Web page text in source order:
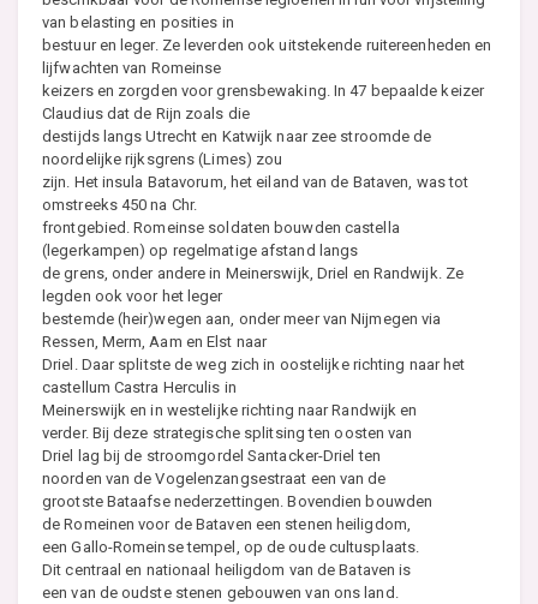
van belasting en posities in
bestuur en leger. Ze leverden ook uitstekende ruitereenheden en
lijfwachten van Romeinse
keizers en zorgden voor grensbewaking. In 47 bepaalde keizer
Claudius dat de Rijn zoals die
destijds langs Utrecht en Katwijk naar zee stroomde de
noordelijke rijksgrens (Limes) zou
zijn. Het insula Batavorum, het eiland van de Bataven, was tot
omstreeks 450 na Chr.
frontgebied. Romeinse soldaten bouwden castella
(legerkampen) op regelmatige afstand langs
de grens, onder andere in Meinerswijk, Driel en Randwijk. Ze
legden ook voor het leger
bestemde (heir)wegen aan, onder meer van Nijmegen via
Ressen, Merm, Aam en Elst naar
Driel. Daar splitste de weg zich in oostelijke richting naar het
castellum Castra Herculis in
Meinerswijk en in westelijke richting naar Randwijk en
verder. Bij deze strategische splitsing ten oosten van
Driel lag bij de stroomgordel Santacker-Driel ten
noorden van de Vogelenzangsestraat een van de
grootste Bataafse nederzettingen. Bovendien bouwden
de Romeinen voor de Bataven een stenen heiligdom,
een Gallo-Romeinse tempel, op de oude cultusplaats.
Dit centraal en nationaal heiligdom van de Bataven is
een van de oudste stenen gebouwen van ons land.